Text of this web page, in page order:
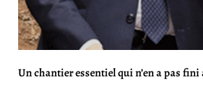
Un chantier essentiel qui n’en a pas